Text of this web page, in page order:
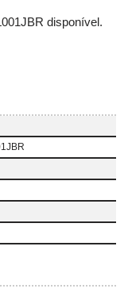
disponível.